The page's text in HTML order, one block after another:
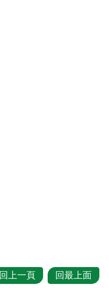
回上一頁 回最上面